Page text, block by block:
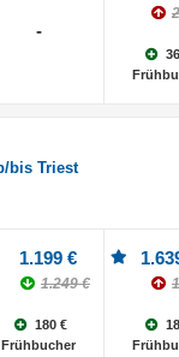
-
bis Triest
1.199 €
1.249 €
180 €
Frühbucher